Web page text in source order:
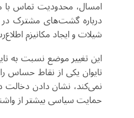
امسال، محدودیت تماس با
درباره گشت‌های مشترک در
شیلات و ایجاد مکانیزم
این تغییر موضع نسبت به
تایوان یکی از نقاط حساس
نمی‌کند، نشان دادن دخالت
حمایت سیاسی بیشتر از